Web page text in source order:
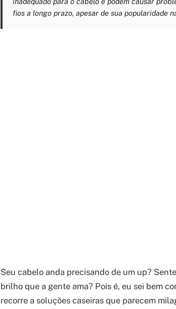
fios a longo prazo, apesar de sua popularidade
Seu cabelo anda precisando de um up?
brilho que a gente ama? Pois é, eu sei bem
recorre a soluções caseiras que parecem